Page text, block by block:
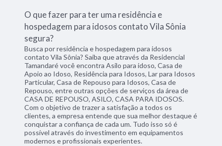
O que fazer para ter uma residência e
hospedagem para idosos contato Vila Sônia
segura?
Busca por residência e hospedagem para idosos
contato Vila Sônia? Saiba que através da Residencial
Tamandaré você encontra Asilo para idoso, Casa de
Apoio ao Idoso, Residência para Idosos, Lar para Idosos
Particular, Casa de Repouso para Idosos, Casa de
Repouso, entre outras opções de serviços da área de
CASA DE REPOUSO, ASILO, CASA PARA IDOSOS.
Com o objetivo de trazer a satisfação a todos os
clientes, a empresa entende que sua melhor destaque é
conquistar a confiança de cada um. Tudo isso só é
possível através do investimento em equipamentos
modernos e profissionais experientes.